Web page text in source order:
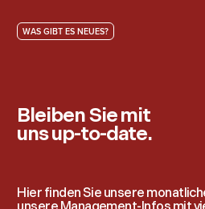
WAS GIBT ES NEUES?
Bleiben Sie mit
uns up-to-date.
Hier finden Sie unsere